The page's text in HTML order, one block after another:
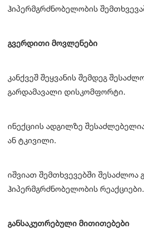
ჰიპერმგრძნობელობის
გვერდითი მოვლენები
კანქვეშ შეყვანის შემდეგ
გარდამავალი დისკომფორტი.
ინექციის ადგილზე
ან ტკივილი.
იშვიათ შემთხვევებში შესაძლოა
ჰიპერმგრძნობელობის რეაქციები.
განსაკუთრებული მითითებები